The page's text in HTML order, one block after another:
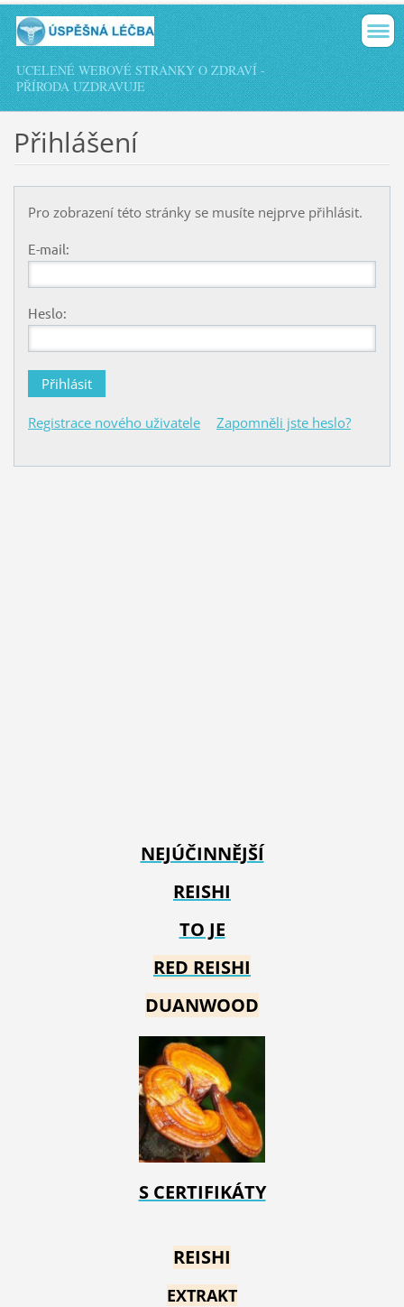
UCELENÉ WEBOVÉ STRÁNKY O ZDRAVÍ -
PŘÍRODA UZDRAVUJE
Přihlášení
Pro zobrazení této stránky se musíte nejprve přihlásit.
E-mail:
Heslo:
Registrace nového uživatele Zapomněli jste heslo?
NEJÚČINNĚJŠÍ
REISHI
TO JE
RED REISHI
DUANWOOD
S CERTIFIKÁTY
REISHI
EXTRAKT